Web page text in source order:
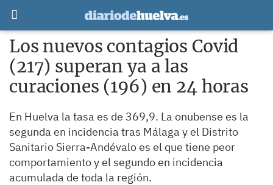
Los nuevos contagios Covid
(217) superan ya a las
curaciones (196) en 24 horas
En Huelva la tasa es de 369,9. La onubense es la
segunda en incidencia tras Málaga y el Distrito
Sanitario Sierra-Andévalo es el que tiene peor
comportamiento y el segundo en incidencia
acumulada de toda la región.